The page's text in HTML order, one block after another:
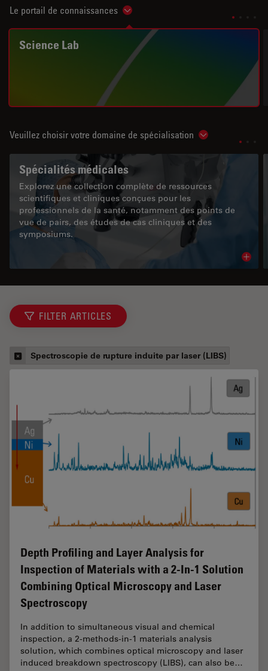
Le portail de connaissances Show subnavigation
Science Lab
Veuillez choisir votre domaine de spécialisation Show
Spécialités médicales
Explorez une collection complète de ressources
scientifiques et cliniques conçues pour les
professionnels de la santé, notamment des points de
vue de pairs, des études de cas cliniques et des
symposiums.
FILTER ARTICLES
Spectroscopie de rupture induite par laser (LIBS)
Depth Profiling and Layer Analysis for
Inspection of Materials with a 2-In-1 Solution
Combining Optical Microscopy and Laser
Spectroscopy
In addition to simultaneous visual and chemical
inspection, a 2-methods-in-1 materials analysis
solution, which combines optical microscopy and laser
induced breakdown spectroscopy (LIBS), can also be…